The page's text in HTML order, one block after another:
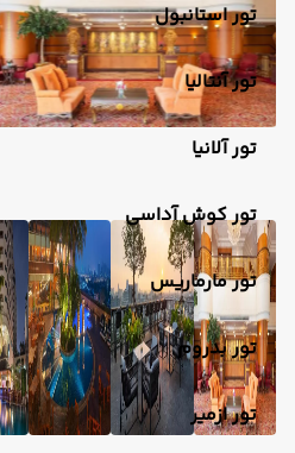
تور استانبول
تور آنتالیا
تور آلانیا
تور کوش آداسی
تور مارماریس
تور بدروم
تور ازمیر